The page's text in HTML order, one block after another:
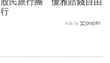
行
Ads by